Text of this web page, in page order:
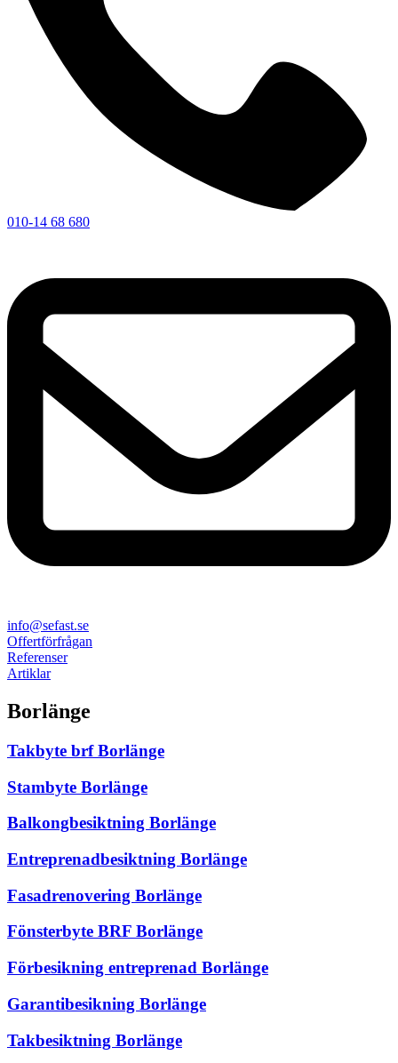
010-14 68 680
info@sefast.se
Offertförfrågan
Referenser
Artiklar
Borlänge
Takbyte brf Borlänge
Stambyte Borlänge
Balkongbesiktning Borlänge
Entreprenadbesiktning Borlänge
Fasadrenovering Borlänge
Fönsterbyte BRF Borlänge
Förbesikning entreprenad Borlänge
Garantibesikning Borlänge
Takbesiktning Borlänge